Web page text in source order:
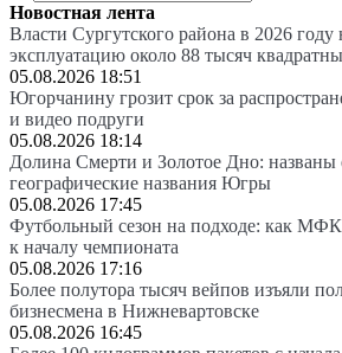
Новостная лента
Власти Сургутского района в 2026
эксплуатацию около 88 тысяч
05.08.2026 18:51
Югорчанину грозит срок за
и видео подруги
05.08.2026 18:14
Долина Смерти и Золотое Дно:
географические названия Югры
05.08.2026 17:45
Футбольный сезон на подходе: как МФК
к началу чемпионата
05.08.2026 17:16
Более полутора тысяч вейпов изъяли
бизнесмена в Нижневартовске
05.08.2026 16:45